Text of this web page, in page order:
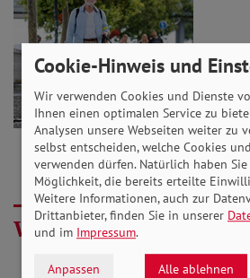
Wissenswertes rund
Cookie-Hinweis und
Wir verwenden Cookies und Dienste
Ihnen einen optimalen Service zu
Analysen unsere Webseiten weiter zu
selbst entscheiden, welche Cookies
verwenden dürfen. Natürlich haben
Möglichkeit, die bereits erteilte
Weitere Informationen, auch zur
Drittanbieter, finden Sie in unserer
und im Impressum.
Anpassen Alle ablehnen